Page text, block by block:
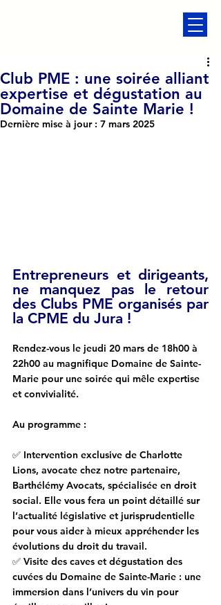
Club PME : une soirée alliant
expertise et dégustation au
Domaine de Sainte Marie !
Dernière mise à jour : 7 mars 2025
Entrepreneurs et dirigeants,
ne manquez pas le retour
des Clubs PME organisés par
la CPME du Jura !
Rendez-vous le jeudi 20 mars de 18h00 à
22h00 au magnifique Domaine de Sainte-
Marie pour une soirée qui mêle expertise
et convivialité.
Au programme :
✅ Intervention exclusive de Charlotte
Lions, avocate chez notre partenaire,
Barthélémy Avocats, spécialisée en droit
social. Elle vous fera un point détaillé sur
l’actualité législative et jurisprudentielle
pour vous aider à mieux appréhender les
évolutions du droit du travail.
✅ Visite des caves et dégustation des
cuvées du Domaine de Sainte-Marie : une
immersion dans l’univers du vin pour